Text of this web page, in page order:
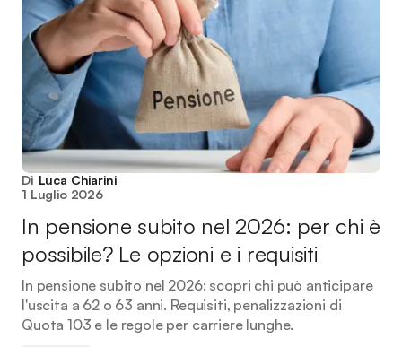
Di Luca Chiarini
1 Luglio 2026
In pensione subito nel 2026: per chi è
possibile? Le opzioni e i requisiti
In pensione subito nel 2026: scopri chi può anticipare
l'uscita a 62 o 63 anni. Requisiti, penalizzazioni di
Quota 103 e le regole per carriere lunghe.